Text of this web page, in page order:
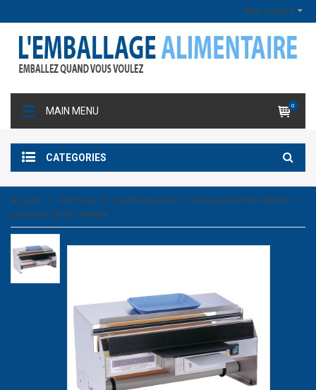
Mon compte
MAIN MENU 0
CATEGORIES
Accueil Machines de conditionnement
Dérouleur de film étirable
Dérouleur de film étirable